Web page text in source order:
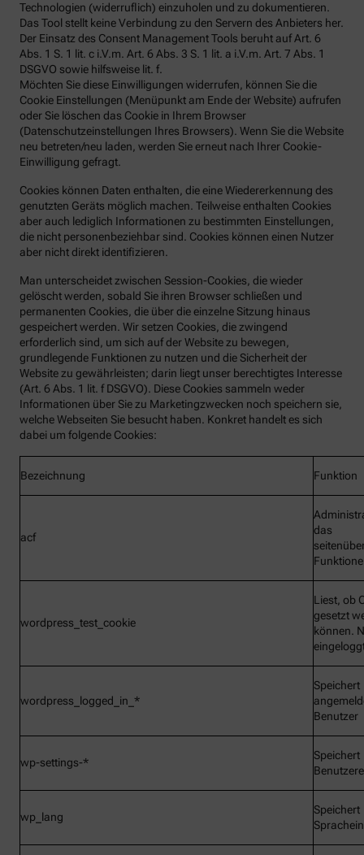
Technologien (widerruflich) einzuholen und zu dokumentieren.
Das Tool stellt keine Verbindung zu den Servern des Anbieters her.
Der Einsatz des Consent Management Tools beruht auf Art. 6
Abs. 1 S. 1 lit. c i.V.m. Art. 6 Abs. 3 S. 1 lit. a i.V.m. Art. 7 Abs. 1
DSGVO sowie hilfsweise lit. f.
Möchten Sie diese Einwilligungen widerrufen, können Sie die
Cookie Einstellungen (Menüpunkt am Ende der Website) aufrufen
oder Sie löschen das Cookie in Ihrem Browser
(Datenschutzeinstellungen Ihres Browsers). Wenn Sie die Website
neu betreten/neu laden, werden Sie erneut nach Ihrer Cookie-
Einwilligung gefragt.
Cookies können Daten enthalten, die eine Wiedererkennung des
genutzten Geräts möglich machen. Teilweise enthalten Cookies
aber auch lediglich Informationen zu bestimmten Einstellungen,
die nicht personenbeziehbar sind. Cookies können einen Nutzer
aber nicht direkt identifizieren.
Man unterscheidet zwischen Session-Cookies, die wieder
gelöscht werden, sobald Sie ihren Browser schließen und
permanenten Cookies, die über die einzelne Sitzung hinaus
gespeichert werden. Wir setzen Cookies, die zwingend
erforderlich sind, um sich auf der Website zu bewegen,
grundlegende Funktionen zu nutzen und die Sicherheit der
Website zu gewährleisten; darin liegt unser berechtigtes Interesse
(Art. 6 Abs. 1 lit. f DSGVO). Diese Cookies sammeln weder
Informationen über Sie zu Marketingzwecken noch speichern sie,
welche Webseiten Sie besucht haben. Konkret handelt es sich
dabei um folgende Cookies:
Bezeichnung Funktion
acf
das
wordpress_test_cookie
Liest, ob
gesetzt
können.
wordpress_logged_in_*
Speichert
Benutzer
wp-settings-*
Speichert
wp_lang
Speichert